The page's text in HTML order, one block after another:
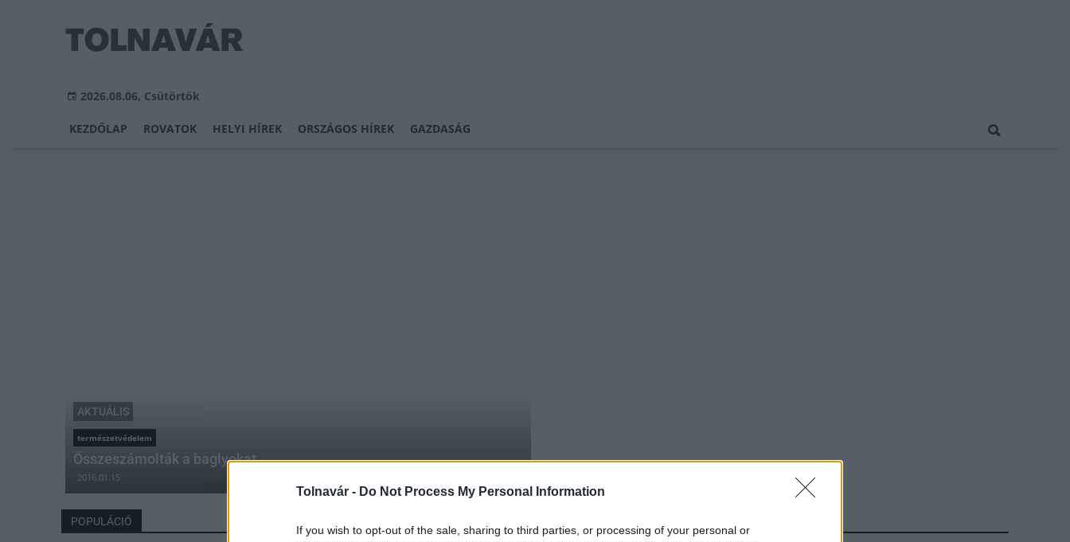
Tolnavár - Do Not Process My Personal Information
If you wish to opt-out of the sale, sharing to third parties, or processing of your personal or
2026.08.06, Csütörtök
KEZDŐLAP ROVATOK HELYI HÍREK ORSZÁGOS HÍREK GAZDASÁG
AKTUÁLIS
természetvédelem
Összeszámolták a baglyokat
2016.01.15
POPULÁCIÓ